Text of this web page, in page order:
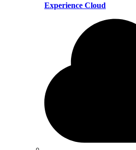
Experience Cloud